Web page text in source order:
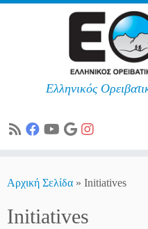
Ελληνικός
Αρχική Σελίδα » Initiatives
Initiatives